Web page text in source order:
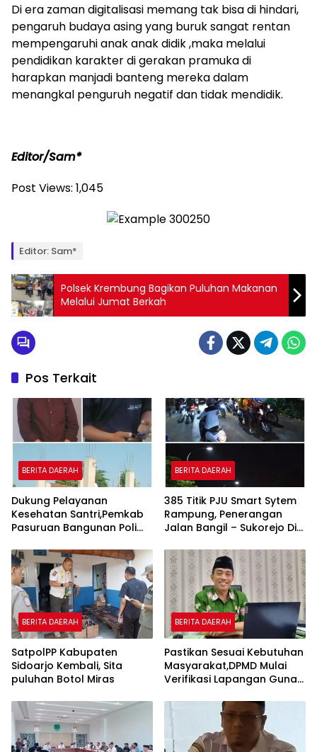
Di era zaman digitalisasi memang tak bisa di hindari,
pengaruh budaya asing yang buruk sangat rentan
mempengaruhi anak anak didik ,maka melalui
pendidikan karakter di gerakan pramuka di
harapkan manjadi banteng mereka dalam
menangkal penguruh negatif dan tidak mendidik.
Editor/Sam*
Post Views: 1,045
Editor: Sam*
Polsek Krembung Bagikan Puluhan Makanan
Melalui Jumat Berkah
Pos Terkait
BERITA DAERAH
Dukung Pelayanan
Kesehatan Santri,Pemkab
Pasuruan Bangunan Poli
BERITA DAERAH
385 Titik PJU Smart Sytem
Rampung, Penerangan
Jalan Bangil – Sukorejo Di
BERITA DAERAH
SatpolPP Kabupaten
Sidoarjo Kembali, Sita
puluhan Botol Miras
BERITA DAERAH
Pastikan Sesuai Kebutuhan
Masyarakat,DPMD Mulai
Verifikasi Lapangan Guna